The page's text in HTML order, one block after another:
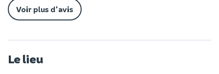
Voir plus d'avis
Le lieu